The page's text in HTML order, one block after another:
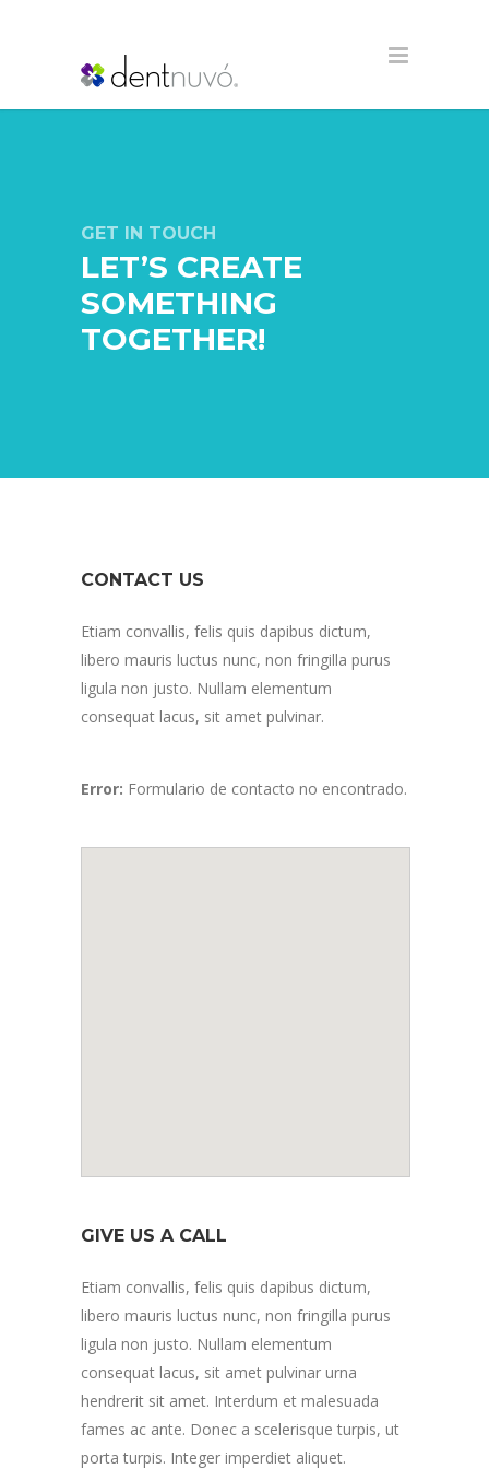
GET IN TOUCH
LET’S CREATE
SOMETHING
TOGETHER!
CONTACT US
Etiam convallis, felis quis dapibus dictum,
libero mauris luctus nunc, non fringilla purus
ligula non justo. Nullam elementum
consequat lacus, sit amet pulvinar.
Error: Formulario de contacto no encontrado.
GIVE US A CALL
Etiam convallis, felis quis dapibus dictum,
libero mauris luctus nunc, non fringilla purus
ligula non justo. Nullam elementum
consequat lacus, sit amet pulvinar urna
hendrerit sit amet. Interdum et malesuada
fames ac ante. Donec a scelerisque turpis, ut
porta turpis. Integer imperdiet aliquet.